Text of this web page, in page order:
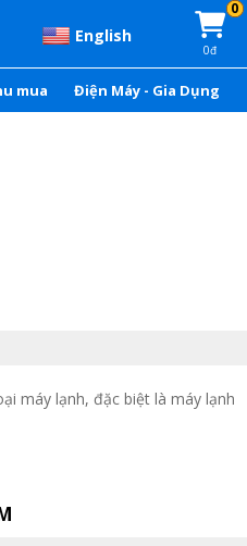
English
0
0đ
mua Điện Máy - Gia Dụng
máy lạnh, đặc biệt là máy lạnh